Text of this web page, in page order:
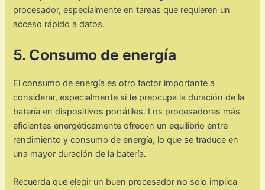
procesador, especialmente en tareas que requieren un
acceso rápido a datos.
5. Consumo de energía
El consumo de energía es otro factor importante a
considerar, especialmente si te preocupa la duración de la
batería en dispositivos portátiles. Los procesadores más
eficientes energéticamente ofrecen un equilibrio entre
rendimiento y consumo de energía, lo que se traduce en
una mayor duración de la batería.
Recuerda que elegir un buen procesador no solo implica